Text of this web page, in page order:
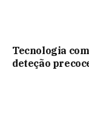
Tecnologia
deteção